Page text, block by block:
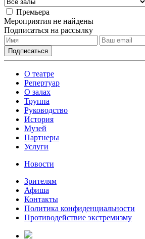
Премьера
Мероприятия не найдены
Подписаться на рассылку
О театре
Репертуар
О залах
Труппа
Руководство
История
Музей
Партнеры
Услуги
Новости
Зрителям
Афиша
Контакты
Политика конфиденциальности
Противодействие экстремизму